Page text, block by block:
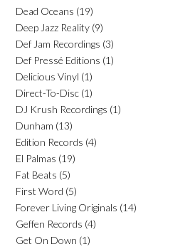
Dead Oceans (19)
Deep Jazz Reality (9)
Def Jam Recordings (3)
Def Pressé Editions (1)
Delicious Vinyl (1)
Direct-To-Disc (1)
DJ Krush Recordings (1)
Dunham (13)
Edition Records (4)
El Palmas (19)
Fat Beats (5)
First Word (5)
Forever Living Originals (14)
Geffen Records (4)
Get On Down (1)